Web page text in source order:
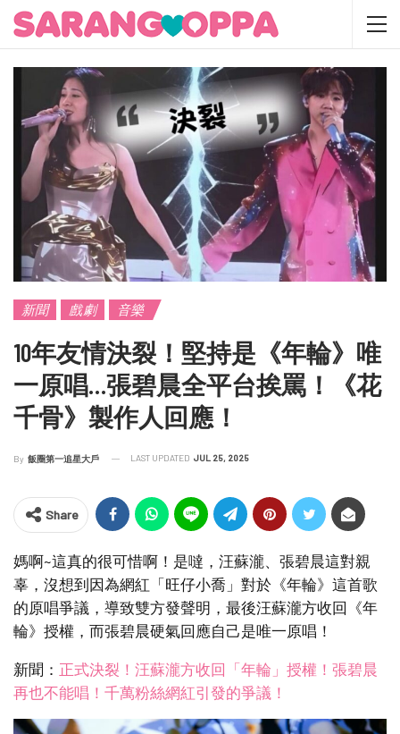
新聞 戲劇 音樂
10年友情決裂！堅持是《年輪》唯
一原唱…張碧晨全平台挨罵！《花
千骨》製作人回應！
By 飯圈第一追星大戶 LAST UPDATED JUL 25, 2025
Share
媽啊~這真的很可惜啊！是噠，汪蘇瀧、張碧晨這對親
辜，沒想到因為網紅「旺仔小喬」對於《年輪》這首歌
的原唱爭議，導致雙方發聲明，最後汪蘇瀧方收回《年
輪》授權，而張碧晨硬氣回應自己是唯一原唱！
新聞： 正式決裂！汪蘇瀧方收回「年輪」授權！張碧晨
再也不能唱！千萬粉絲網紅引發的爭議！